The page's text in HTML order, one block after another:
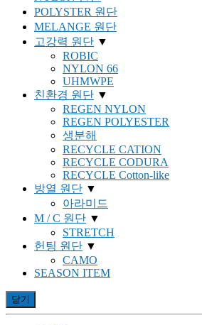
POLYSTER 원단
MELANGE 원단
고강력 원단 ▼
ROBIC
NYLON 66
UHMWPE
친환경 원단 ▼
REGEN NYLON
REGEN POLYESTER
생분해
RECYCLE CATION
RECYCLE CODURA
RECYCLE Cotton-like
방열 원단 ▼
아라미드
M / C 원단 ▼
STRETCH
헌팅 원단 ▼
CAMO
SEASON ITEM
닫기